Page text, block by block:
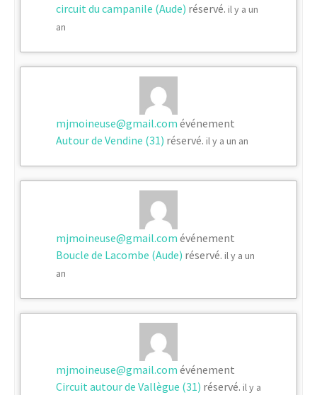
circuit du campanile (Aude) réservé. il y a un
an
mjmoineuse@gmail.com événement
Autour de Vendine (31) réservé. il y a un an
mjmoineuse@gmail.com événement
Boucle de Lacombe (Aude) réservé. il y a un
an
mjmoineuse@gmail.com événement
Circuit autour de Vallègue (31) réservé. il y a